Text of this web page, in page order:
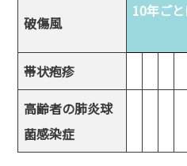
破傷風
10年ご
帯状疱疹
高齢者の肺炎球
菌感染症